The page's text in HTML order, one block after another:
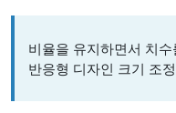
비율을 유지하면서 치
반응형 디자인 크기 조